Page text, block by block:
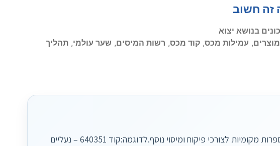
זה חשוב
בנושא יצוא
מוצרים, עמילות מכס, קוד מכס, רשות המיסים, שער עולמי, תהליך
לכל מוצר בעולם ניתן קוד בן 6 ספרות, ובישראל נהוג להוסיף ספרות מקומיות לצורכי פיקוח ומיסוי נוסף.לדוגמה:קוד 640351 – נעליים